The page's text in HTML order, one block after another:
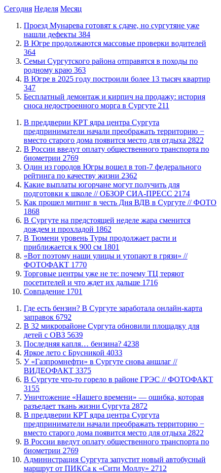
Сегодня Неделя Месяц
​Проезд Мунарева готовят к сдаче, но сургутяне уже
нашли дефекты 384
​В Югре продолжаются массовые проверки водителей
364
​Семьи Сургутского района отправятся в походы по
родному краю 363
​В Югре в 2025 году построили более 13 тысяч квартир
347
​Бесплатный демонтаж и кирпич на продажу: история
сноса недостроенного морга в Сургуте 211
​В преддверии КРТ ядра центра Сургута
предприниматели начали преображать территорию −
вместо старого дома появится место для отдыха 2822
В России введут оплату общественного транспорта по
биометрии 2769
Один из городов Югры вошел в топ-7 федерального
рейтинга по качеству жизни 2362
Какие выплаты югорчане могут получить для
подготовки к школе // ОБЗОР СИА-ПРЕСС 2174
Как прошел митинг в честь Дня ВДВ в Сургуте // ФОТО
1868
В Сургуте на предстоящей неделе жара сменится
дождем и прохладой 1862
В Тюмени уровень Туры продолжает расти и
приближается к 900 см 1801
«Вот поэтому наши улицы и утопают в грязи» //
ФОТОФАКТ 1770
Торговые центры уже не те: почему ТЦ теряют
посетителей и что ждет их дальше 1716
​Совпадение 1701
​Где есть бензин? В Сургуте заработала онлайн-карта
заправок 6792
В 32 микрорайоне Сургута обновили площадку для
детей с ОВЗ 5639
​Последняя капля… бензина? 4238
Яркое лето с Брусникой 4033
У «Газпромнефти» в Сургуте снова аншлаг //
ВИДЕОФАКТ 3375
​В Сургуте что-то горело в районе ГРЭС // ФОТОФАКТ
3155
​Уничтожение «Нашего времени» — ошибка, которая
разъедает ткань жизни Сургута 2872
​В преддверии КРТ ядра центра Сургута
предприниматели начали преображать территорию −
вместо старого дома появится место для отдыха 2822
В России введут оплату общественного транспорта по
биометрии 2769
​Администрация Сургута запустит новый автобусный
маршрут от ПИКСа к «Сити Моллу» 2712